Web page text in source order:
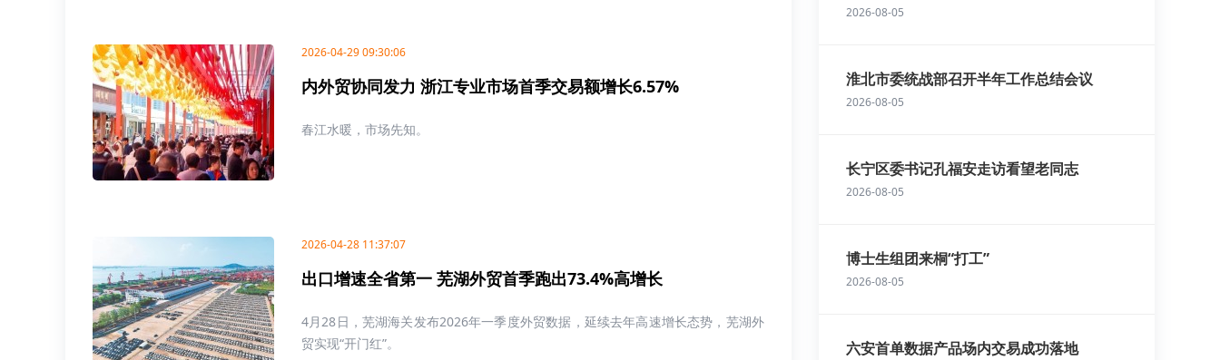
2026-04-29 09:30:06
内外贸协同发力 浙江专业市场首季交易额增长6.57%
春江水暖，市场先知。
2026-04-28 11:37:07
出口增速全省第一 芜湖外贸首季跑出73.4%高增长
4月28日，芜湖海关发布2026年一季度外贸数据，延续去年高速增长态势，芜湖外
贸实现“开门红”。
2026-08-05
淮北市委统战部召开半年工作总结会议
2026-08-05
长宁区委书记孔福安走访看望老同志
2026-08-05
博士生组团来桐“打工”
2026-08-05
六安首单数据产品场内交易成功落地